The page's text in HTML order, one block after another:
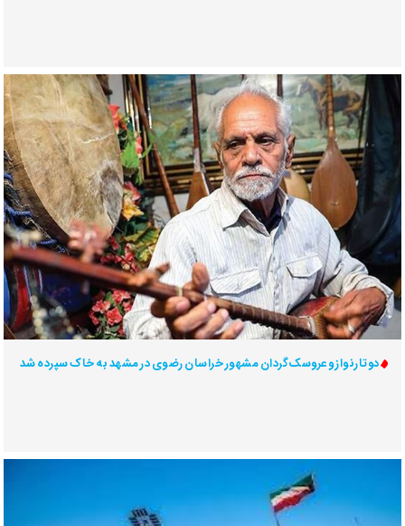
دوتارنواز و عروسک‌گردان مشهور خراسان رضوی در مشهد به خاک سپرده شد